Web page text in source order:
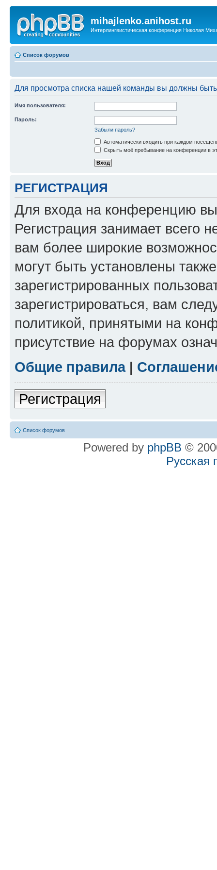
mihajlenko.anihost.ru
Интерлингвистическая конференция Николая
Список форумов
Для просмотра списка нашей команды вы должны
Имя пользователя:
Пароль:
Забыли пароль?
Автоматически входить при каждом
Скрыть моё пребывание на конференции в
РЕГИСТРАЦИЯ
Для входа на конференцию
Регистрация занимает всего
вам более широкие
могут быть установлены
зарегистрированных
зарегистрироваться, вам
политикой, принятыми на
присутствие на форумах
Общие правила|
Регистрация
Список форумов
Powered by phpBB ©
Русская